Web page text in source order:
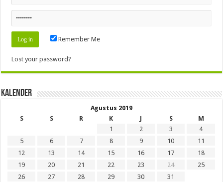
Remember Me
Lost your password?
Kalender
Agustus 2019
S
S R K J S
M
1
2 3
4
5
6 7 8 9 10
11
12
13 14 15 16 17
18
19
20 21 22 23 24
25
26
27 28 29 30
31